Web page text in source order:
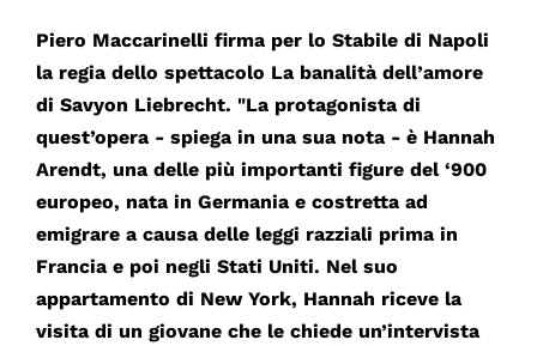
Piero Maccarinelli firma per lo Stabile di Napoli
la regia dello spettacolo La banalità dell’amore
di Savyon Liebrecht. "La protagonista di
quest’opera - spiega in una sua nota - è Hannah
Arendt, una delle più importanti figure del ‘900
europeo, nata in Germania e costretta ad
emigrare a causa delle leggi razziali prima in
Francia e poi negli Stati Uniti. Nel suo
appartamento di New York, Hannah riceve la
visita di un giovane che le chiede un’intervista